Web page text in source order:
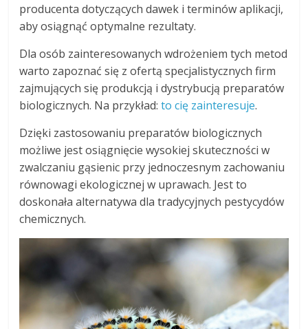
producenta dotyczących dawek i terminów aplikacji,
aby osiągnąć optymalne rezultaty.
Dla osób zainteresowanych wdrożeniem tych metod
warto zapoznać się z ofertą specjalistycznych firm
zajmujących się produkcją i dystrybucją preparatów
biologicznych. Na przykład:to cię zainteresuje.
Dzięki zastosowaniu preparatów biologicznych
możliwe jest osiągnięcie wysokiej skuteczności w
zwalczaniu gąsienic przy jednoczesnym zachowaniu
równowagi ekologicznej w uprawach. Jest to
doskonała alternatywa dla tradycyjnych pestycydów
chemicznych.